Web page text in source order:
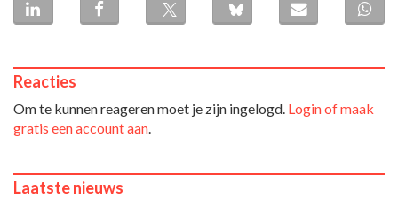
Reacties
Om te kunnen reageren moet je zijn ingelogd. Login of maak
gratis een account aan.
Laatste nieuws